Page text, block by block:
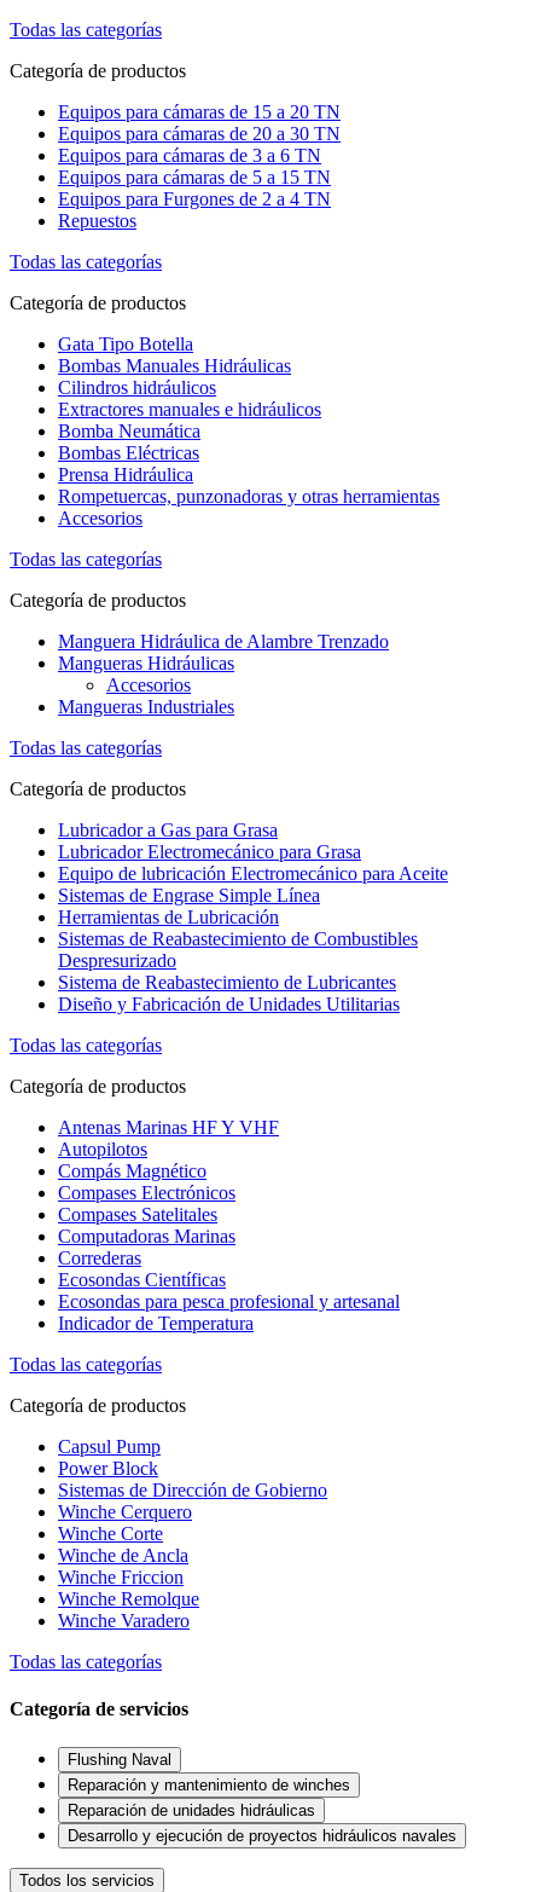
Todas las categorías
Categoría de productos
Equipos para cámaras de 15 a 20 TN
Equipos para cámaras de 20 a 30 TN
Equipos para cámaras de 3 a 6 TN
Equipos para cámaras de 5 a 15 TN
Equipos para Furgones de 2 a 4 TN
Repuestos
Todas las categorías
Categoría de productos
Gata Tipo Botella
Bombas Manuales Hidráulicas
Cilindros hidráulicos
Extractores manuales e hidráulicos
Bomba Neumática
Bombas Eléctricas
Prensa Hidráulica
Rompetuercas, punzonadoras y otras herramientas
Accesorios
Todas las categorías
Categoría de productos
Manguera Hidráulica de Alambre Trenzado
Mangueras Hidráulicas
Accesorios
Mangueras Industriales
Todas las categorías
Categoría de productos
Lubricador a Gas para Grasa
Lubricador Electromecánico para Grasa
Equipo de lubricación Electromecánico para Aceite
Sistemas de Engrase Simple Línea
Herramientas de Lubricación
Sistemas de Reabastecimiento de Combustibles
Despresurizado
Sistema de Reabastecimiento de Lubricantes
Diseño y Fabricación de Unidades Utilitarias
Todas las categorías
Categoría de productos
Antenas Marinas HF Y VHF
Autopilotos
Compás Magnético
Compases Electrónicos
Compases Satelitales
Computadoras Marinas
Correderas
Ecosondas Científicas
Ecosondas para pesca profesional y artesanal
Indicador de Temperatura
Todas las categorías
Categoría de productos
Capsul Pump
Power Block
Sistemas de Dirección de Gobierno
Winche Cerquero
Winche Corte
Winche de Ancla
Winche Friccion
Winche Remolque
Winche Varadero
Todas las categorías
Categoría de servicios
Flushing Naval
Reparación y mantenimiento de winches
Reparación de unidades hidráulicas
Desarrollo y ejecución de proyectos hidráulicos navales
Todos los servicios